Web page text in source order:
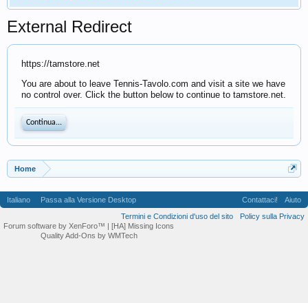
External Redirect
https://tamstore.net
You are about to leave Tennis-Tavolo.com and visit a site we have
no control over. Click the button below to continue to tamstore.net.
Continua...
Home
Italiano Passa alla Versione Desktop Contattaci!
Aiuto
Termini e Condizioni d'uso del sito
Policy sulla Privacy
Forum software by XenForo™ | [HA] Missing Icons
Quality Add-Ons by WMTech